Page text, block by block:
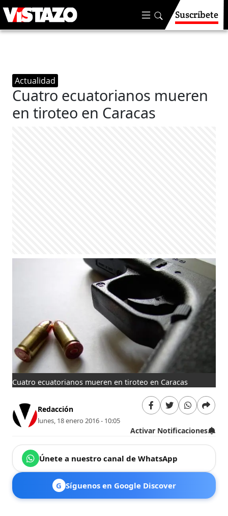
Suscríbete
Actualidad
Cuatro ecuatorianos mueren
en tiroteo en Caracas
Cuatro ecuatorianos mueren en tiroteo en Caracas
Redacción
lunes, 18 enero 2016 - 10:05
Activar Notificaciones
Únete a nuestro canal de WhatsApp
G Síguenos en Google Discover